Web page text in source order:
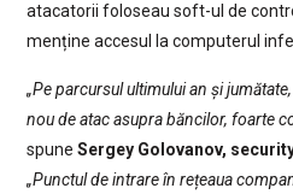
atacatorii foloseau soft-ul de
menține accesul la computerul
„Pe parcursul ultimului an și
nou de atac asupra băncilor, foarte
spune Sergey Golovanov,
„Punctul de intrare în rețeaua